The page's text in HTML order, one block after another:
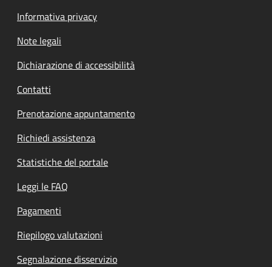
Informativa privacy
Note legali
Dichiarazione di accessibilità
Contatti
Prenotazione appuntamento
Richiedi assistenza
Statistiche del portale
Leggi le FAQ
Pagamenti
Riepilogo valutazioni
Segnalazione disservizio